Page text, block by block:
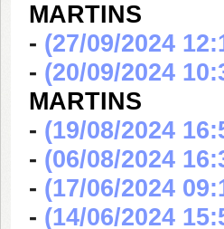
MARTINS
- (27/09/2024
- (20/09/2024
MARTINS
- (19/08/2024
- (06/08/2024
- (17/06/2024
- (14/06/2024